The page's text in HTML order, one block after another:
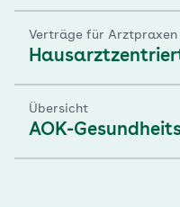
Verträge für Arztpraxen
Übersicht
AOK-